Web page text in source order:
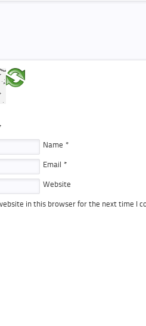
Name *
Email *
Website
in this browser for the next time I